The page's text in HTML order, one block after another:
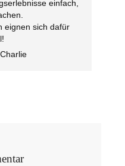
einfach,
eignen sich dafür